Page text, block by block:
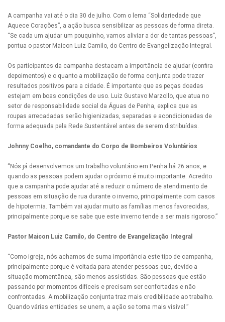
A campanha vai até o dia 30 de julho. Com o lema “Solidariedade que
Aquece Corações”, a ação busca sensibilizar as pessoas de forma direta.
“Se cada um ajudar um pouquinho, vamos aliviar a dor de tantas pessoas”,
pontua o pastor Maicon Luiz Camilo, do Centro de Evangelização Integral.
Os participantes da campanha destacam a importância de ajudar (confira
depoimentos) e o quanto a mobilização de forma conjunta pode trazer
resultados positivos para a cidade. É importante que as peças doadas
estejam em boas condições de uso. Luiz Gustavo Marzollo, que atua no
setor de responsabilidade social da Águas de Penha, explica que as
roupas arrecadadas serão higienizadas, separadas e acondicionadas de
forma adequada pela Rede Sustentável antes de serem distribuídas.
Johnny Coelho, comandante do Corpo de Bombeiros Voluntários
“Nós já desenvolvemos um trabalho voluntário em Penha há 26 anos, e
quando as pessoas podem ajudar o próximo é muito importante. Acredito
que a campanha pode ajudar até a reduzir o número de atendimento de
pessoas em situação de rua durante o inverno, principalmente com casos
de hipotermia. Também vai ajudar muito as famílias menos favorecidas,
principalmente porque se sabe que este inverno tende a ser mais rigoroso.”
Pastor Maicon Luiz Camilo, do Centro de Evangelização Integral
“Como igreja, nós achamos de suma importância este tipo de campanha,
principalmente porque é voltada para atender pessoas que, devido a
situação momentânea, são menos assistidas. São pessoas que estão
passando por momentos difíceis e precisam ser confortadas e não
confrontadas. A mobilização conjunta traz mais credibilidade ao trabalho.
Quando várias entidades se unem, a ação se torna mais visível.”